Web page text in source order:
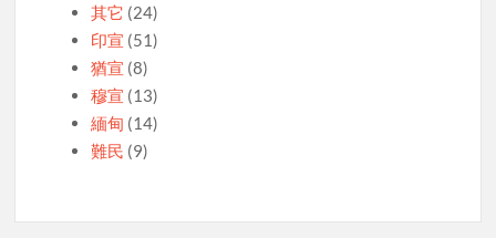
其它 (24)
印宣 (51)
猶宣 (8)
穆宣 (13)
緬甸 (14)
難民 (9)